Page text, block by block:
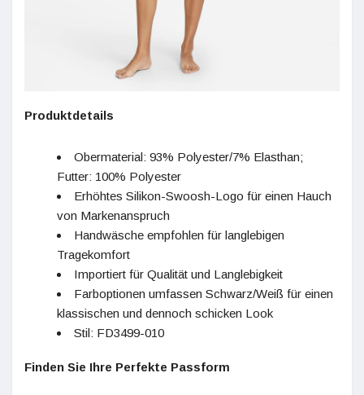
Produktdetails
Obermaterial: 93% Polyester/7% Elasthan;
Futter: 100% Polyester
Erhöhtes Silikon-Swoosh-Logo für einen Hauch
von Markenanspruch
Handwäsche empfohlen für langlebigen
Tragekomfort
Importiert für Qualität und Langlebigkeit
Farboptionen umfassen Schwarz/Weiß für einen
klassischen und dennoch schicken Look
Stil: FD3499-010
Finden Sie Ihre Perfekte Passform